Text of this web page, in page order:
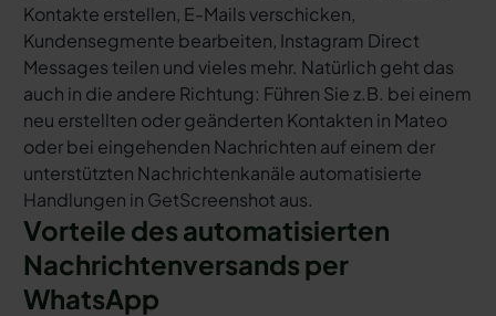
Kontakte erstellen, E-Mails verschicken,
Kundensegmente bearbeiten, Instagram Direct
Messages teilen und vieles mehr. Natürlich geht das
auch in die andere Richtung: Führen Sie z.B. bei einem
neu erstellten oder geänderten Kontakten in Mateo
oder bei eingehenden Nachrichten auf einem der
unterstützten Nachrichtenkanäle automatisierte
Handlungen in GetScreenshot aus.
Vorteile des automatisierten
Nachrichtenversands per
WhatsApp